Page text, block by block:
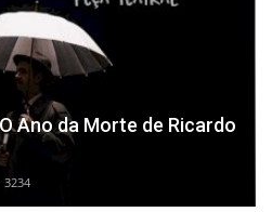
Ano da Morte de Ricardo
3234